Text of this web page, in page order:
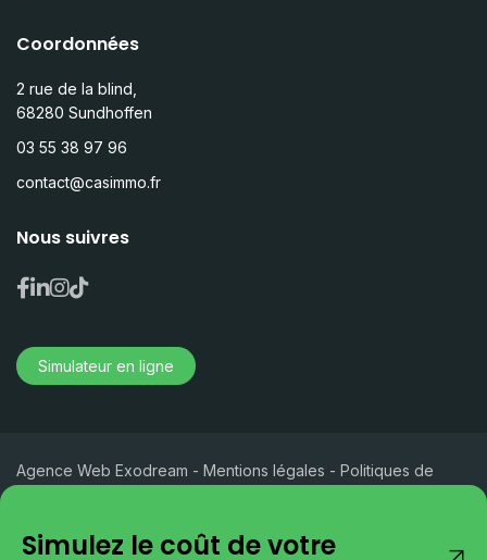
Simulez le coût de votre
Coordonnées
2 rue de la blind,
68280 Sundhoffen
03 55 38 97 96
contact@casimmo.fr
Nous suivres
Simulateur en ligne
Agence Web Exodream - Mentions légales - Politiques de